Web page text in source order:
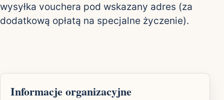
wysyłka vouchera pod wskazany adres (za
dodatkową opłatą na specjalne życzenie).
Informacje organizacyjne